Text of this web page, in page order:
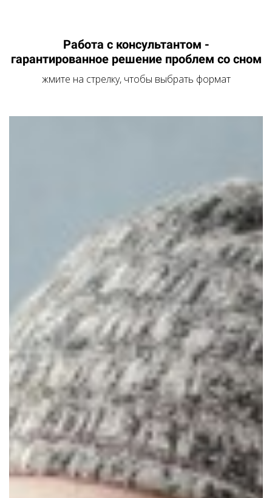
Работа с консультантом -
гарантированное решение проблем со сном
жмите на стрелку, чтобы выбрать формат